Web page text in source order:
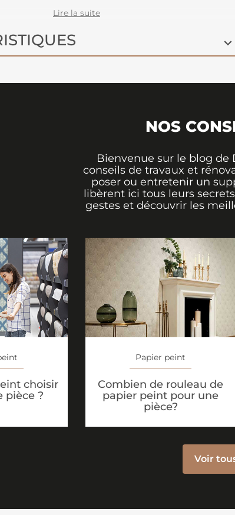
il apporte une touche ludique et
pour égayer les murs tout en invitant à
l'aventure sous-marine.
Lire la suite
NOS
Bienvenue sur le blog de
conseils de travaux et
poser ou entretenir un
libèrent ici tous leurs
gestes et découvrir les
choisir
pièce ?
Papier peint
Combien de rouleau de
papier peint pour une
pièce?
Voir